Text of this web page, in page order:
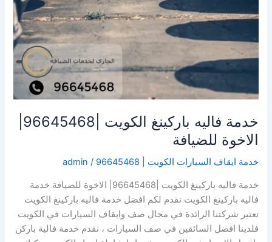
الاخوة للضيافة
خدمة ايقاف السيارات الكويت | 96645468 /
admin
خدمة فاليه باركينغ الكويت |96645468| الاخوة للضيافة خدمة
فاليه باركينغ الكويت نقدم لكم افضل خدمة فاليه باركينغ الكويت
تعتبر شركتنا الرائدة في مجال صف وايقاف السيارات في الكويت
فلدينا افضل السائقين في صف السيارات ، نقدم خدمة فالية باركن